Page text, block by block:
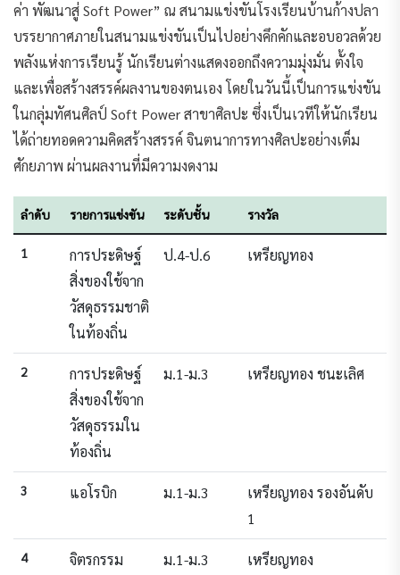
ค่า พัฒนาสู่ Soft Power” ณ สนามแข่งขันโรงเรียนบ้านก้างปลา
บรรยากาศภายในสนามแข่งขันเป็นไปอย่างคึกคักและอบอวลด้วย
พลังแห่งการเรียนรู้ นักเรียนต่างแสดงออกถึงความมุ่งมั่น ตั้งใจ
และเพื่อสร้างสรรค์ผลงานของตนเอง โดยในวันนี้เป็นการแข่งขัน
ในกลุ่มทัศนศิลป์ Soft Power สาขาศิลปะ ซึ่งเป็นเวทีให้นักเรียน
ได้ถ่ายทอดความคิดสร้างสรรค์ จินตนาการทางศิลปะอย่างเต็ม
ศักยภาพ ผ่านผลงานที่มีความงดงาม
ลำดับ รายการแข่งขัน ระดับชั้น รางวัล
1
การประดิษฐ์
สิ่งของใช้จาก
วัสดุธรรมชาติ
ในท้องถิ่น
ป.4-ป.6 เหรียญทอง
2
การประดิษฐ์
สิ่งของใช้จาก
วัสดุธรรมใน
ท้องถิ่น
ม.1-ม.3 เหรียญทอง ชนะเลิศ
3 แอโรบิก ม.1-ม.3
เหรียญทอง รองอันดับ
1
4
จิตรกรรม
ม.1-ม.3 เหรียญทอง